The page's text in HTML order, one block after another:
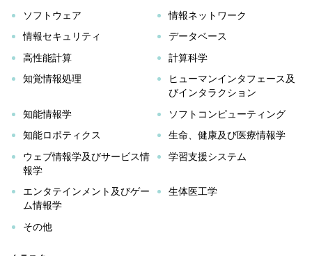
ソフトウェア
情報ネットワーク
情報セキュリティ
データベース
高性能計算
計算科学
知覚情報処理
ヒューマンインタフェース及
びインタラクション
知能情報学
ソフトコンピューティング
知能ロボティクス
生命、健康及び医療情報学
ウェブ情報学及びサービス情
報学
学習支援システム
エンタテインメント及びゲー
ム情報学
生体医工学
その他